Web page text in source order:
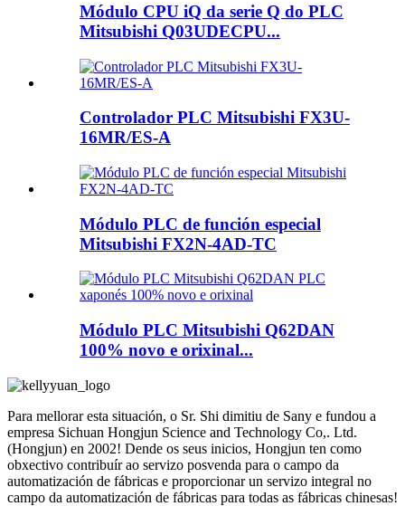
Módulo CPU iQ da serie Q do PLC
Mitsubishi Q03UDECPU...
Controlador PLC Mitsubishi FX3U-
16MR/ES-A
Módulo PLC de función especial
Mitsubishi FX2N-4AD-TC
Módulo PLC Mitsubishi Q62DAN
100% novo e orixinal...
Para mellorar esta situación, o Sr. Shi dimitiu de Sany e fundou a
empresa Sichuan Hongjun Science and Technology Co,. Ltd.
(Hongjun) en 2002! Dende os seus inicios, Hongjun ten como
obxectivo contribuír ao servizo posvenda para o campo da
automatización de fábricas e proporcionar un servizo integral no
campo da automatización de fábricas para todas as fábricas chinesas!